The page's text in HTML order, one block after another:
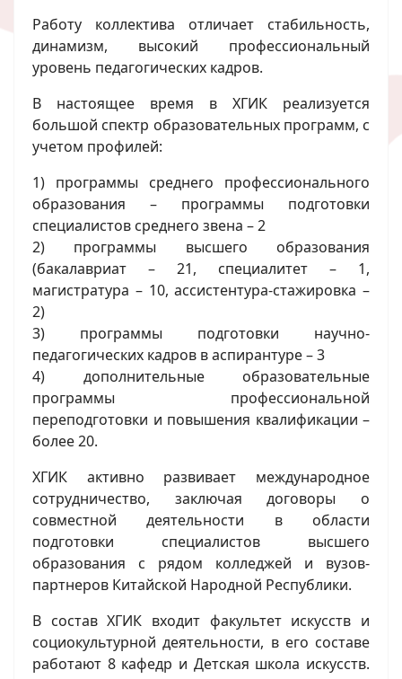
Работу коллектива отличает стабильность,
динамизм, высокий профессиональный
уровень педагогических кадров.
В настоящее время в ХГИК реализуется
большой спектр образовательных программ, с
учетом профилей:
1) программы среднего профессионального
образования – программы подготовки
специалистов среднего звена – 2
2) программы высшего образования
(бакалавриат – 21, специалитет – 1,
магистратура – 10, ассистентура-стажировка –
2)
3) программы подготовки научно-
педагогических кадров в аспирантуре – 3
4) дополнительные образовательные
программы профессиональной
переподготовки и повышения квалификации –
более 20.
ХГИК активно развивает международное
сотрудничество, заключая договоры о
совместной деятельности в области
подготовки специалистов высшего
образования с рядом колледжей и вузов-
партнеров Китайской Народной Республики.
В состав ХГИК входит факультет искусств и
социокультурной деятельности, в его составе
работают 8 кафедр и Детская школа искусств.